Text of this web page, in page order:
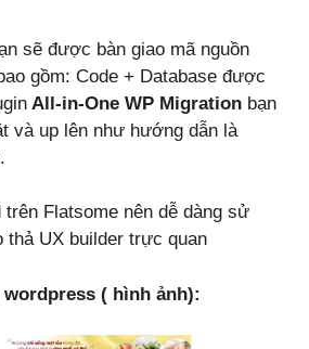
sẽ được bàn giao mã nguồn
gồm: Code + Database được
All-in-One WP Migration bạn
và up lên như hướng dẫn là
Flatsome nên dễ dàng sử
thả UX builder trực quan
wordpress ( hình ảnh):